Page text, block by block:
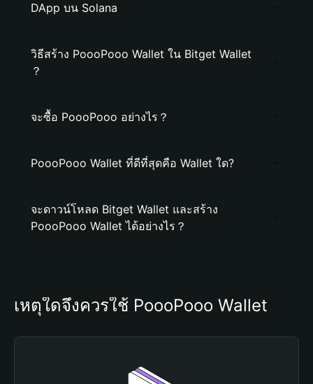
DApp บน Solana
วิธีสร้าง PoooPooo Wallet ใน Bitget Wallet
？
จะซื้อ PoooPooo อย่างไร？
PoooPooo Wallet ที่ดีที่สุดคือ Wallet ใด?
จะดาวน์โหลด Bitget Wallet และสร้าง
PoooPooo Wallet ได้อย่างไร？
เหตุใดจึงควรใช้ PoooPooo Wallet